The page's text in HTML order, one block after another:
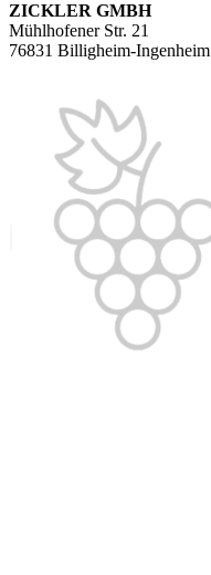
ZICKLER GMBH
Mühlhofener Str. 21
76831 Billigheim-Ingenheim